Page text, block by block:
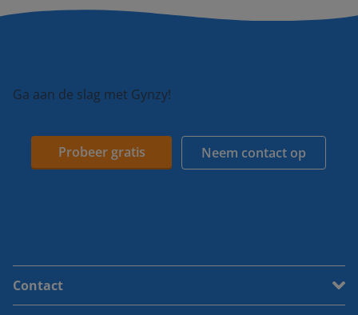
Ga aan de slag met Gynzy!
Probeer gratis Neem contact op
Contact